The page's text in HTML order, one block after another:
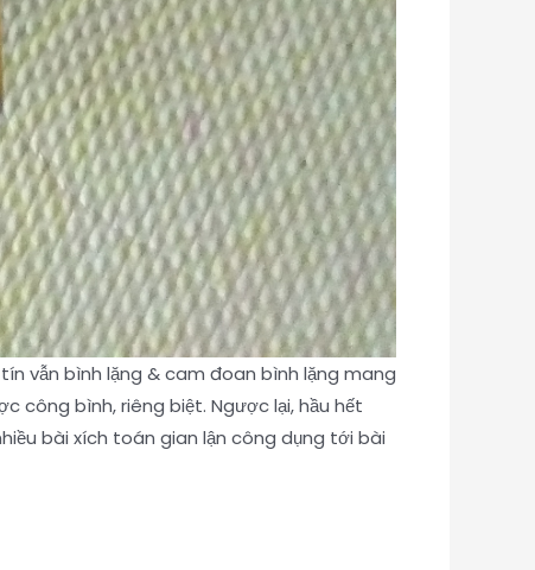
vẫn bình lặng & cam đoan bình lặng mang
công bình, riêng biệt. Ngược lại, hầu hết
bài xích toán gian lận công dụng tới bài